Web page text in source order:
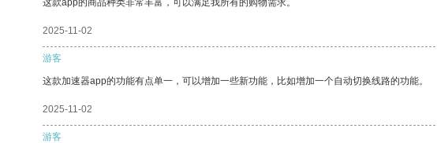
这款app的商品种类非常丰富，可以满足我所有的购物需求。
2025-11-02
游客
这款加速器app的功能有点单一，可以增加一些新功能，比如增加一个自动切换线路的功能。
2025-11-02
游客